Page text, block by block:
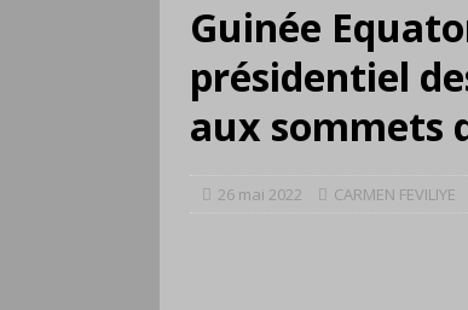
Guinée
présidentiel
aux sommets
26 mai 2022 CARMEN FEVILIYE